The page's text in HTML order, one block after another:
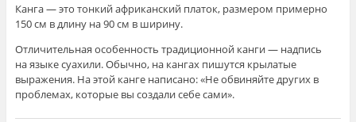
Канга — это тонкий африканский платок, размером примерно
150 см в длину на 90 см в ширину.
Отличительная особенность традиционной канги — надпись
на языке суахили. Обычно, на кангах пишутся крылатые
выражения. На этой канге написано: «Не обвиняйте других в
проблемах, которые вы создали себе сами».